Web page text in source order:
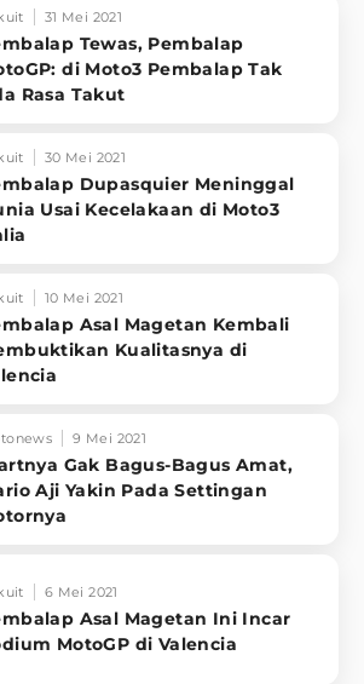
31 Mei 2021
Tewas, Pembalap
di Moto3 Pembalap Tak
Rasa Takut
30 Mei 2021
Dupasquier Meninggal
Usai Kecelakaan di Moto3
10 Mei 2021
Asal Magetan Kembali
Kualitasnya di
9 Mei 2021
Gak Bagus-Bagus Amat,
Aji Yakin Pada Settingan
6 Mei 2021
Asal Magetan Ini Incar
MotoGP di Valencia